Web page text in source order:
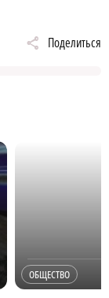
Поделиться
ОБЩЕСТВО